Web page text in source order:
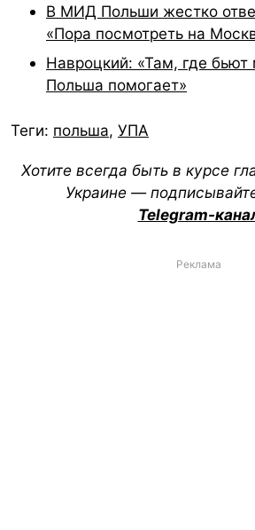
В МИД Польши жестко
«Пора посмотреть на
Навроцкий: «Там, где
Польша помогает»
Теги: польша, УПА
Хотите всегда быть в курсе
Украине —
Telegram-
Реклама